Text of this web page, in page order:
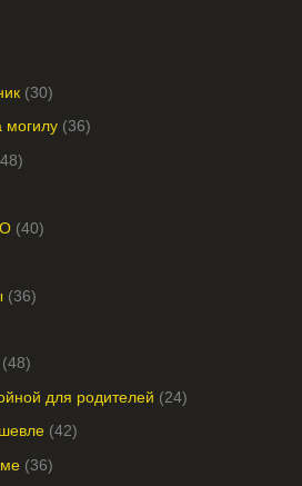
30
могилу 36
48
40
36
48
для родителей 24
42
36